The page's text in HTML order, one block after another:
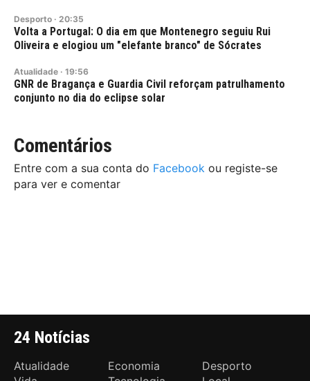
Desporto · 20:35
Volta a Portugal: O dia em que Montenegro seguiu Rui
Oliveira e elogiou um "elefante branco" de Sócrates
Atualidade · 19:56
GNR de Bragança e Guardia Civil reforçam patrulhamento
conjunto no dia do eclipse solar
Comentários
Entre com a sua conta do Facebook ou registe-se
para ver e comentar
24 Notícias
Atualidade Economia
Desporto